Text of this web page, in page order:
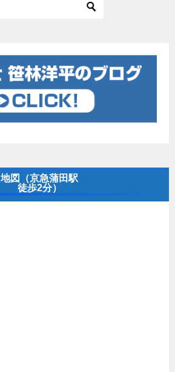
地図（京急蒲田駅
徒歩2分）